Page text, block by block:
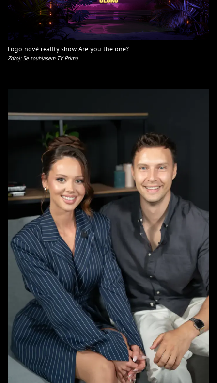
Logo nové reality show Are you the one?
Zdroj: Se souhlasem TV Prima